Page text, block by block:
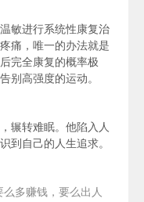
敏进行系统性康复治
痛，唯一的办法就是
完全康复的概率极
别高强度的运动。
辗转难眠。 他陷入人
到自己的人生追求。
多赚钱，要么出人